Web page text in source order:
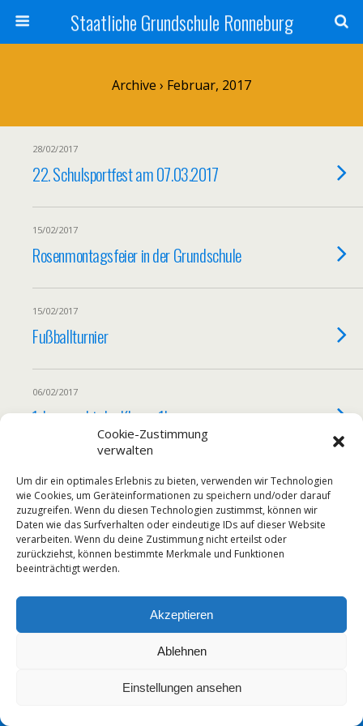
Cookie-Zustimmung
verwalten
Um dir ein optimales Erlebnis zu bieten, verwenden wir Technologien
wie Cookies, um Geräteinformationen zu speichern und/oder darauf
zuzugreifen. Wenn du diesen Technologien zustimmst, können wir
Daten wie das Surfverhalten oder eindeutige IDs auf dieser Website
verarbeiten. Wenn du deine Zustimmung nicht erteilst oder
zurückziehst, können bestimmte Merkmale und Funktionen
beeinträchtigt werden.
Akzeptieren
Ablehnen
Einstellungen ansehen
Staatliche Grundschule Ronneburg
Archive › Februar, 2017
28/02/2017
22. Schulsportfest am 07.03.2017
15/02/2017
Rosenmontagsfeier in der Grundschule
15/02/2017
Fußballturnier
06/02/2017
1. Lesenacht der Klasse 1b
Zum Seitenanfang
Mobil Desktop